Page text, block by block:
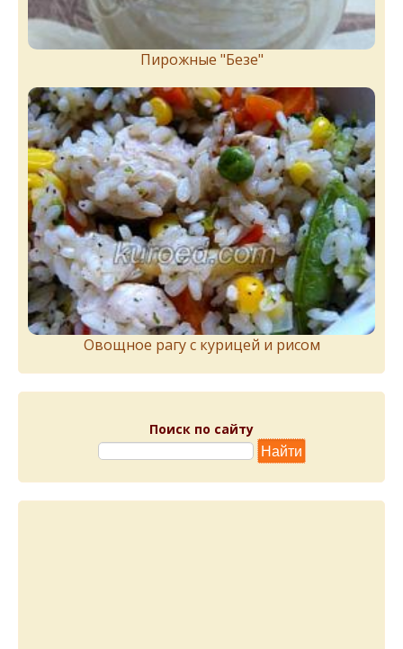
Пирожныe "Бeзe"
Овощное рагу с курицей и рисом
Поиск по сайту